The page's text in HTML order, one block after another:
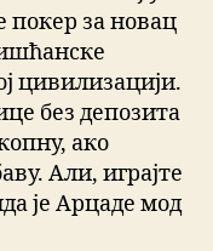
покер за новац
цивилизацији.
без депозита
ако
Али, играјте
је Арцаде мод